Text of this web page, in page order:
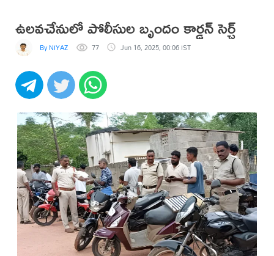
ఉలవచేనులో పోలీసుల బృందం కార్డన్ సెర్చ్
By NIYAZ 77 Jun 16, 2025, 00:06 IST